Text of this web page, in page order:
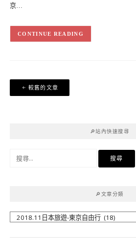
京…
CONTINUE READING
文
章
較舊的文章
🔎站內快速搜尋
🔎文章分類